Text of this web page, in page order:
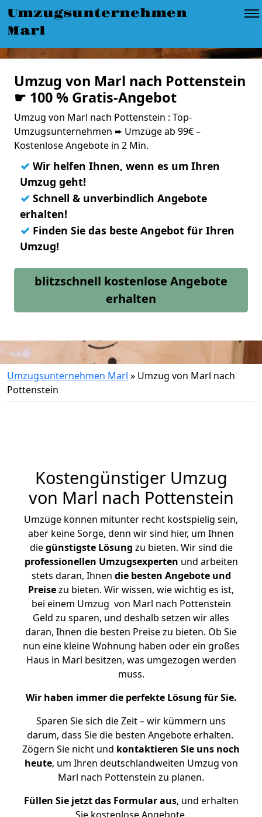
Umzugsunternehmen
Marl
Umzug von Marl nach Pottenstein
☛ 100 % Gratis-Angebot
Umzug von Marl nach Pottenstein : Top-
Umzugsunternehmen ➨ Umzüge ab 99€ –
Kostenlose Angebote in 2 Min.
✓ Wir helfen Ihnen, wenn es um Ihren
Umzug geht!
✓ Schnell & unverbindlich Angebote
erhalten!
✓ Finden Sie das beste Angebot für Ihren
Umzug!
blitzschnell kostenlose Angebote
erhalten
Umzugsunternehmen Marl » Umzug von Marl nach
Pottenstein
Kostengünstiger Umzug
von Marl nach Pottenstein
Umzüge können mitunter recht kostspielig sein,
aber keine Sorge, denn wir sind hier, um Ihnen
diegünstigste Lösung zu bieten. Wir sind die
professionellen Umzugsexperten und arbeiten
stets daran, Ihnen die besten Angebote und
Preisezu bieten. Wir wissen, wie wichtig es ist,
bei einem Umzug von Marl nach Pottenstein
Geld zu sparen, und deshalb setzen wir alles
daran, Ihnen die besten Preise zu bieten. Ob Sie
nun eine kleine Wohnung haben oder ein großes
Haus in Marl besitzen, was umgezogen werden
muss.
Wir haben immer die perfekte Lösung für Sie.
Sparen Sie sich die Zeit – wir kümmern uns
darum, dass Sie die besten Angebote erhalten.
Zögern Sie nicht und kontaktieren Sie uns noch
heute, um Ihren deutschlandweiten Umzug von
Marl nach Pottenstein zu planen.
Füllen Sie jetzt das Formular aus, und erhalten